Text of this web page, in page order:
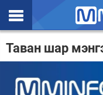
Эхлэл
Валют ханш
Таван шар